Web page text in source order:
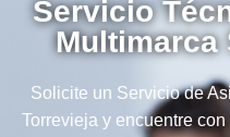
Servicio
Multimarca
Solicite un Servicio de
Torrevieja y encuentre